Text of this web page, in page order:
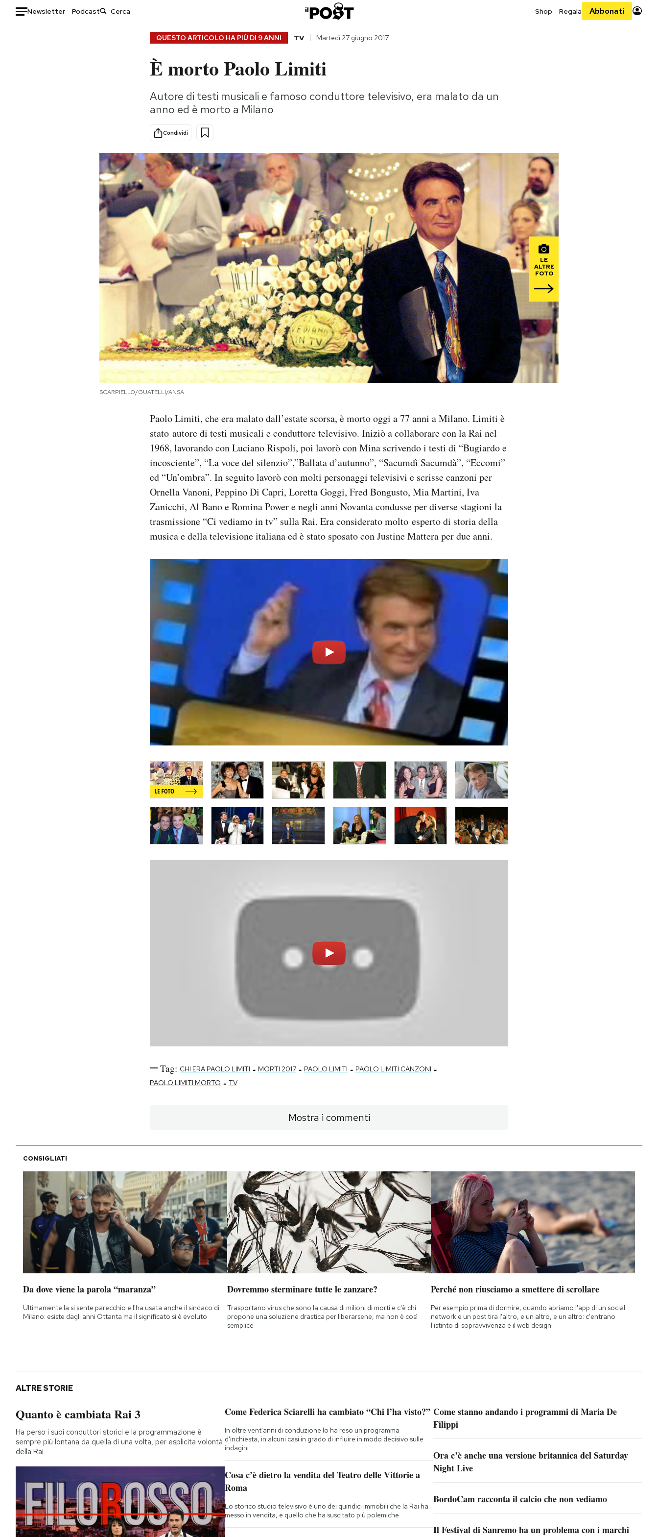
Newsletter Podcast Shop Regala Abbonati
Consumismi
Storie/Idee
Ok Boomer!
Media
Europa
Altrecose
Mondiali calcio 2026
QUESTO ARTICOLO HA PIÙ DI 9 ANNI TV Martedì 27 giugno 2017
È morto Paolo Limiti
Autore di testi musicali e famoso conduttore televisivo, era malato da un
anno ed è morto a Milano
Condividi
LE
ALTRE
FOTO
SCARPIELLO/GUATELLI/ANSA
Paolo Limiti, che era malato dall’estate scorsa, è morto oggi a 77 anni a Milano. Limiti è
stato autore di testi musicali e conduttore televisivo. Iniziò a collaborare con la Rai nel
1968, lavorando con Luciano Rispoli, poi lavorò con Mina scrivendo i testi di “Bugiardo e
incosciente”, “La voce del silenzio”,”Ballata d’autunno”, “Sacumdì Sacumdà”, “Eccomi”
ed “Un’ombra”. In seguito lavorò con molti personaggi televisivi e scrisse canzoni per
Ornella Vanoni, Peppino Di Capri, Loretta Goggi, Fred Bongusto, Mia Martini, Iva
Zanicchi, Al Bano e Romina Power e negli anni Novanta condusse per diverse stagioni la
trasmissione “Ci vediamo in tv” sulla Rai. Era considerato molto esperto di storia della
musica e della televisione italiana ed è stato sposato con Justine Mattera per due anni.
Tag: CHI ERA PAOLO LIMITI - MORTI 2017 - PAOLO LIMITI - PAOLO LIMITI CANZONI -
PAOLO LIMITI MORTO - TV
Mostra i commenti
CONSIGLIATI
Da dove viene la parola “maranza”
Ultimamente la si sente parecchio e l'ha usata anche il sindaco di
Milano: esiste dagli anni Ottanta ma il significato si è evoluto
Dovremmo sterminare tutte le zanzare?
Trasportano virus che sono la causa di milioni di morti e c'è chi
propone una soluzione drastica per liberarsene, ma non è così
semplice
Perché non riusciamo a smettere di scrollare
Per esempio prima di dormire, quando apriamo l'app di un social
network e un post tira l'altro, e un altro, e un altro: c'entrano
l'istinto di sopravvivenza e il web design
ALTRE STORIE
Quanto è cambiata Rai 3
Ha perso i suoi conduttori storici e la programmazione è
sempre più lontana da quella di una volta, per esplicita volontà
della Rai
Come Federica Sciarelli ha cambiato “Chi l’ha visto?”
In oltre vent'anni di conduzione lo ha reso un programma
d'inchiesta, in alcuni casi in grado di influire in modo decisivo sulle
indagini
Cosa c’è dietro la vendita del Teatro delle Vittorie a
Roma
Lo storico studio televisivo è uno dei quindici immobili che la Rai ha
messo in vendita, e quello che ha suscitato più polemiche
Come stanno andando i programmi di Maria De
Filippi
Ora c’è anche una versione britannica del Saturday
Night Live
BordoCam racconta il calcio che non vediamo
Il Festival di Sanremo ha un problema con i marchi